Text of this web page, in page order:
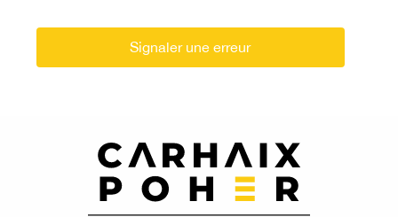
Signaler une erreur